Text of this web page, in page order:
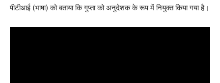
पीटीआई (भाषा) को बताया कि गुप्ता को अनुदेशक के रूप में नियुक्त किया गया है।